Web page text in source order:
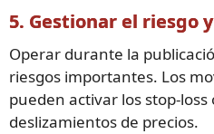
5. Gestionar el riesgo
Operar durante la
riesgos importantes. Los
pueden activar los stop-loss
deslizamientos de precios.